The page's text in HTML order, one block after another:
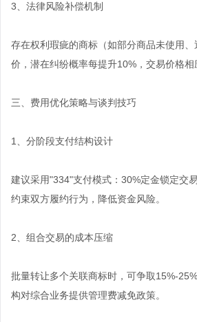
3、法律风险补偿机制
存在权利瑕疵的商标（如部分商品未使用
价，潜在纠纷概率每提升10%，交易价格相
三、费用优化策略与谈判技巧
1、分阶段支付结构设计
建议采用"334"支付模式：30%定金锁定交
约束双方履约行为，降低资金风险。
2、组合交易的成本压缩
批量转让多个关联商标时，可争取15%-
构对综合业务提供管理费减免政策。